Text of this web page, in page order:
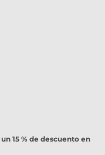
un 15 % de descuento en